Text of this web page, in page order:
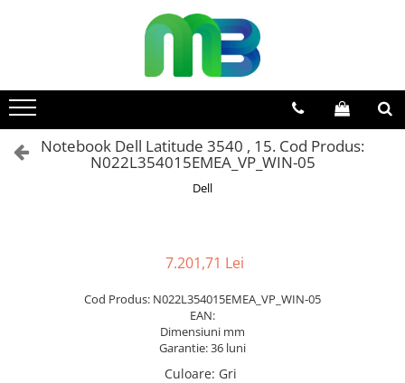
Articole din hartie
Agende si calendare
Hartie color
Notebook Dell Latitude 3540 , 15. Cod Produs:
N022L354015EMEA_VP_WIN-05
Dell
7.201,71 Lei
Cod Produs: N022L354015EMEA_VP_WIN-05
EAN:
Dimensiuni mm
Garantie: 36 luni
Culoare: Gri